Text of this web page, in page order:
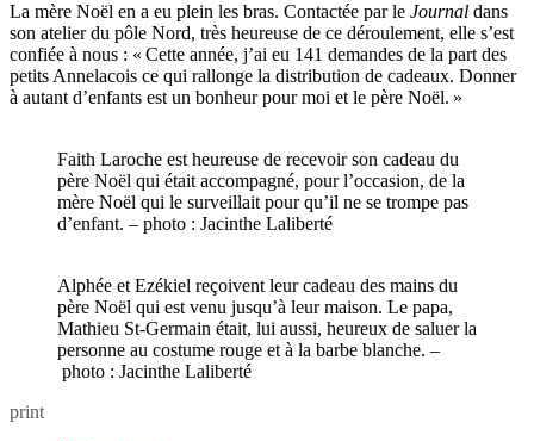
La mère Noël en a eu plein les bras. Contactée par le Journal dans
son atelier du pôle Nord, très heureuse de ce déroulement, elle s’est
confiée à nous : « Cette année, j’ai eu 141 demandes de la part des
petits Annelacois ce qui rallonge la distribution de cadeaux. Donner
à autant d’enfants est un bonheur pour moi et le père Noël. »
Faith Laroche est heureuse de recevoir son cadeau du
père Noël qui était accompagné, pour l’occasion, de la
mère Noël qui le surveillait pour qu’il ne se trompe pas
d’enfant. – photo : Jacinthe Laliberté
Alphée et Ezékiel reçoivent leur cadeau des mains du
père Noël qui est venu jusqu’à leur maison. Le papa,
Mathieu St-Germain était, lui aussi, heureux de saluer la
personne au costume rouge et à la barbe blanche. –
photo : Jacinthe Laliberté
print